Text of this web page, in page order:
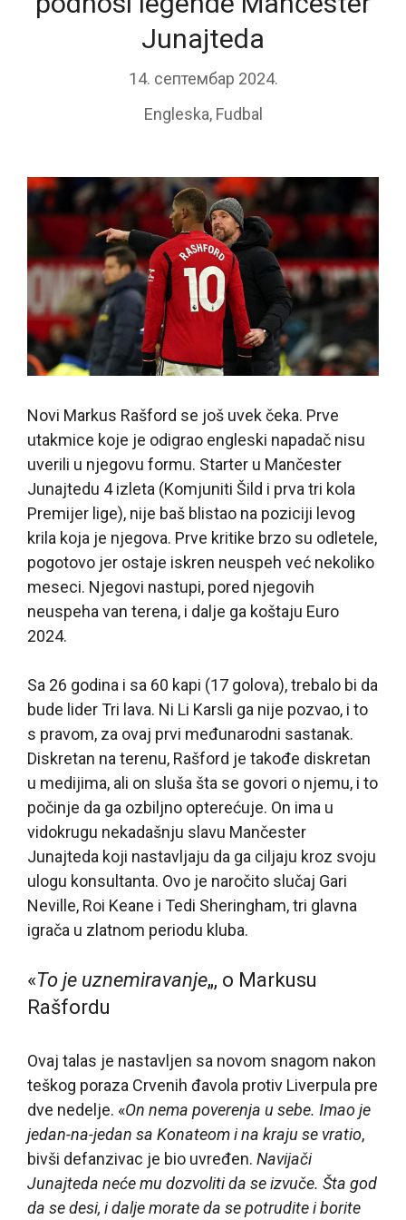
Junajteda
14. септембар 2024.
Engleska, Fudbal
Novi Markus Rašford se još uvek čeka. Prve
utakmice koje je odigrao engleski napadač nisu
uverili u njegovu formu. Starter u Mančester
Junajtedu 4 izleta (Komjuniti Šild i prva tri kola
Premijer lige), nije baš blistao na poziciji levog
krila koja je njegova. Prve kritike brzo su odletele,
pogotovo jer ostaje iskren neuspeh već nekoliko
meseci. Njegovi nastupi, pored njegovih
neuspeha van terena, i dalje ga koštaju Euro
2024.
Sa 26 godina i sa 60 kapi (17 golova), trebalo bi da
bude lider Tri lava. Ni Li Karsli ga nije pozvao, i to
s pravom, za ovaj prvi međunarodni sastanak.
Diskretan na terenu, Rašford je takođe diskretan
u medijima, ali on sluša šta se govori o njemu, i to
počinje da ga ozbiljno opterećuje. On ima u
vidokrugu nekadašnju slavu Mančester
Junajteda koji nastavljaju da ga ciljaju kroz svoju
ulogu konsultanta. Ovo je naročito slučaj Gari
Neville, Roi Keane i Tedi Sheringham, tri glavna
igrača u zlatnom periodu kluba.
«To je uznemiravanje„, o Markusu
Rašfordu
Ovaj talas je nastavljen sa novom snagom nakon
teškog poraza Crvenih đavola protiv Liverpula pre
dve nedelje. «On nema poverenja u sebe. Imao je
jedan-na-jedan sa Konateom i na kraju se vratio,
bivši defanzivac je bio uvređen. Navijači
Junajteda neće mu dozvoliti da se izvuče. Šta god
da se desi, i dalje morate da se potrudite i borite